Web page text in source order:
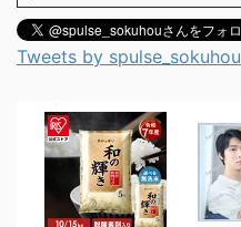
Tweets by spulse_sokuhou